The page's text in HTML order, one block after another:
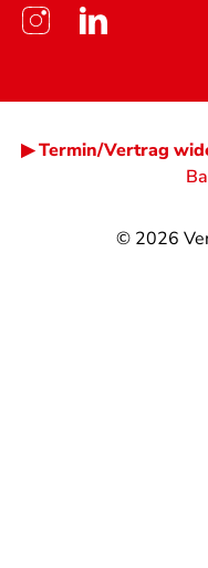
© 2026
▶ Termin/Vertrag